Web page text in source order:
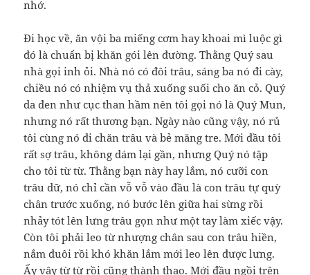
nhớ.
Đi học về, ăn vội ba miếng cơm hay khoai mì luộc gì
đó là chuẩn bị khăn gói lên đường. Thằng Quý sau
nhà gọi inh ỏi. Nhà nó có đôi trâu, sáng ba nó đi cày,
chiều nó có nhiệm vụ thả xuống suối cho ăn cỏ. Quý
da đen như cục than hầm nên tôi gọi nó là Quý Mun,
nhưng nó rất thương bạn. Ngày nào cũng vậy, nó rủ
tôi cùng nó đi chăn trâu và bẻ măng tre. Mới đầu tôi
rất sợ trâu, không dám lại gần, nhưng Quý nó tập
cho tôi từ từ. Thằng bạn này hay lắm, nó cưỡi con
trâu dữ, nó chỉ cần vỗ vỗ vào đầu là con trâu tự quỳ
chân trước xuống, nó bước lên giữa hai sừng rồi
nhảy tót lên lưng trâu gọn như một tay làm xiếc vậy.
Còn tôi phải leo từ nhượng chân sau con trâu hiền,
nắm đuôi rồi khó khăn lắm mới leo lên được lưng.
Ấy vậy từ từ rồi cũng thành thạo. Mới đầu ngồi trên